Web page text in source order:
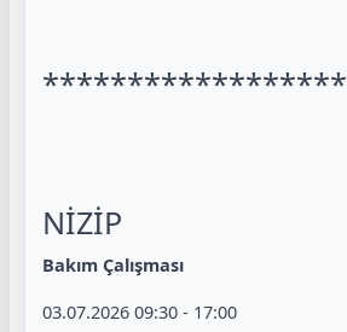
NİZİP
Bakım Çalışması
03.07.2026 09:30 - 17:00